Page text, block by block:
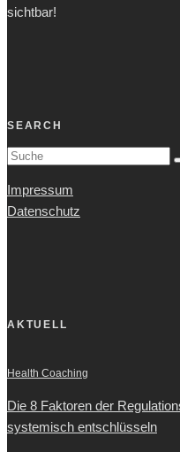
sichtbar!
SEARCH
Impressum
Datenschutz
AKTUELL
Health Coaching
Die 8 Faktoren der
systemisch entschlüsseln